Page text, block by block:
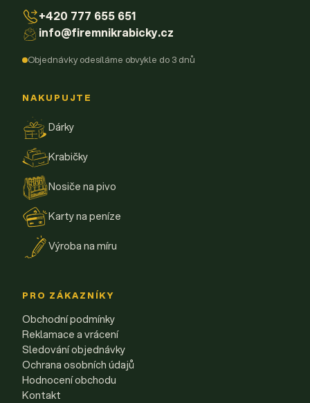
+420 777 655 651
info@firemnikrabicky.cz
Objednávky odesíláme obvykle do 3 dnů
NAKUPUJTE
Dárky
Krabičky
Nosiče na pivo
Karty na peníze
Výroba na míru
PRO ZÁKAZNÍKY
Obchodní podmínky
Reklamace a vrácení
Sledování objednávky
Ochrana osobních údajů
Hodnocení obchodu
Kontakt